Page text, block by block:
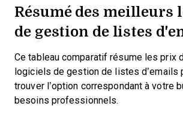
Résumé des meilleurs
de gestion de listes
Ce tableau comparatif résume les prix
logiciels de gestion de listes d’emails
trouver l’option correspondant à votre
besoins professionnels.